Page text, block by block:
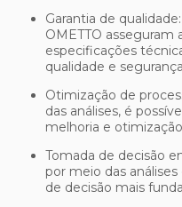
Garantia de qualidade: As análises químicas da J.
OMETTO
especificações
qualidade e
Otimização de processos: Com base nos resultados
das análises, é
melhoria e
Tomada de decisão embasada: As informações obtidas
por meio das
de decisão mais